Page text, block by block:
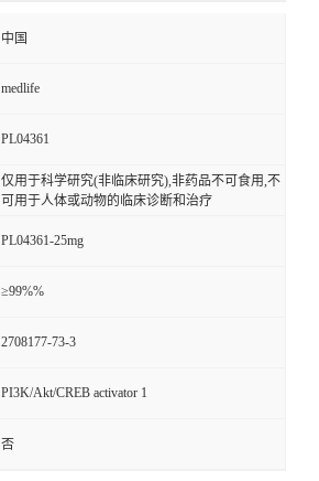
中国
medlife
PL04361
仅用于科学研究(非临床研究),非药品不可食用,不
可用于人体或动物的临床诊断和治疗
PL04361-25mg
≥99%%
2708177-73-3
PI3K/Akt/CREB activator 1
否